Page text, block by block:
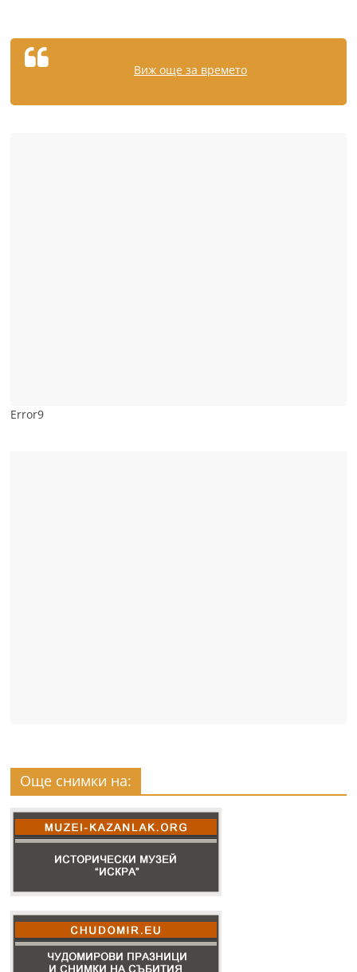
Виж още за времето
Error9
Още снимки на: